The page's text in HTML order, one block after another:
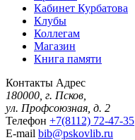
Кабинет Курбатова
Клубы
Коллегам
Магазин
Книга памяти
Контакты Адрес
180000, г. Псков,
ул. Профсоюзная, д. 2
Телефон +7(8112) 72-47-35
E-mail bib@pskovlib.ru